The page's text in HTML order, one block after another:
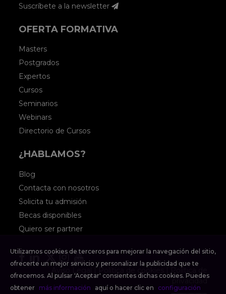
Hola Ignasio, primero de todo gracias
detalladamente lo antes posible. Por
otro lado, nuestros cursos los
imparten profesionales líderes en su
sector por lo que, por favor, no
algunos errores en un artículo de
2014. Gracias y un saludo.
Suscríbete a la newsletter
OFERTA FORMATIVA
Masters
Postgrados
Expertos
Cursos
Seminarios
Webinars
Directorio de Cursos
¿HABLAMOS?
Blog
Contacta con nosotros
Solicita tu admisión
Becas disponibles
Quiero ser partner
Facebook
Linkedin
Linkedin
Instagram
YouTube
Aviso Legal | Política de cookies
Política de
privacidad
Utilizamos cookies de terceros para mejorar la navegación del sitio,
ofrecerte un mejor servicio y personalizar la publicidad que te
ofrecemos. Al pulsar 'Aceptar' consientes dichas cookies. Puedes
obtener más información aquí o hacer clic en configuración